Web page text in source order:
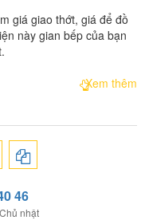
giá giao thớt, giá để đồ
này gian bếp của bạn
Xem thêm
46
nhật